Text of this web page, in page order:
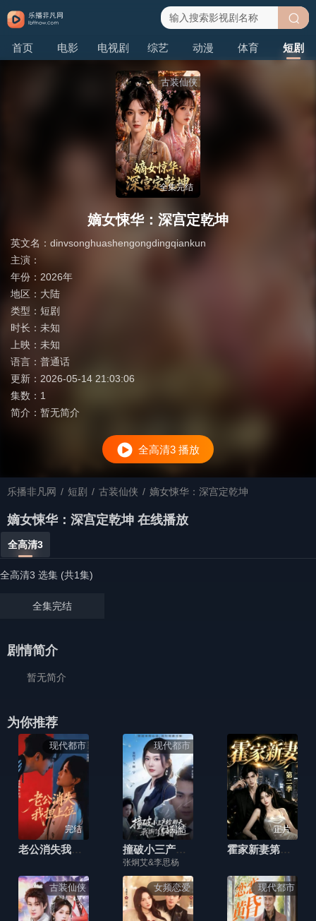
首页 电影 电视剧 综艺 动漫 体育 短剧
搜
古装仙侠
全集完结
嫡女悚华：深宫定乾坤
英文名： dinvsonghuashengongdingqiankun
主演：
年份： 2026年
地区： 大陆
类型： 短剧
时长： 未知
上映： 未知
语言： 普通话
更新： 2026-05-14 21:03:06
集数： 1
简介： 暂无简介
全高清3 播放
乐播非凡网 / 短剧 / 古装仙侠 / 嫡女悚华：深宫定乾坤
嫡女悚华：深宫定乾坤 在线播放
全高清3
全高清3 选集 (共1集)
全集完结
剧情简介
暂无简介
为你推荐
现代都市
完结
老公消失我担上位
现代都市
已完结
撞破小三产检那天，我撕了结婚证
张炯艾&李思杨
正片
霍家新妻第二季
古装仙侠 女频恋爱 现代都市